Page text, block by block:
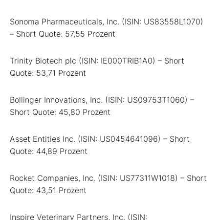
Sonoma Pharmaceuticals, Inc. (ISIN: US83558L1070)
– Short Quote: 57,55 Prozent
Trinity Biotech plc (ISIN: IE000TRIB1A0) – Short
Quote: 53,71 Prozent
Bollinger Innovations, Inc. (ISIN: US09753T1060) –
Short Quote: 45,80 Prozent
Asset Entities Inc. (ISIN: US0454641096) – Short
Quote: 44,89 Prozent
Rocket Companies, Inc. (ISIN: US77311W1018) – Short
Quote: 43,51 Prozent
Inspire Veterinary Partners, Inc. (ISIN: